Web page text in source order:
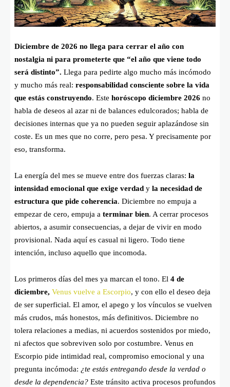
Diciembre de 2026 no llega para cerrar el año con
nostalgia ni para prometerte que “el año que viene todo
será distinto”. Llega para pedirte algo mucho más incómodo
y mucho más real: responsabilidad consciente sobre la vida
que estás construyendo. Este horóscopo diciembre 2026 no
habla de deseos al azar ni de balances edulcorados; habla de
decisiones internas que ya no pueden seguir aplazándose sin
coste. Es un mes que no corre, pero pesa. Y precisamente por
eso, transforma.
La energía del mes se mueve entre dos fuerzas claras: la
intensidad emocional que exige verdad y la necesidad de
estructura que pide coherencia. Diciembre no empuja a
empezar de cero, empuja a terminar bien. A cerrar procesos
abiertos, a asumir consecuencias, a dejar de vivir en modo
provisional. Nada aquí es casual ni ligero. Todo tiene
intención, incluso aquello que incomoda.
Los primeros días del mes ya marcan el tono. El 4 de
diciembre, Venus vuelve a Escorpio, y con ello el deseo deja
de ser superficial. El amor, el apego y los vínculos se vuelven
más crudos, más honestos, más definitivos. Diciembre no
tolera relaciones a medias, ni acuerdos sostenidos por miedo,
ni afectos que sobreviven solo por costumbre. Venus en
Escorpio pide intimidad real, compromiso emocional y una
pregunta incómoda: ¿te estás entregando desde la verdad o
desde la dependencia? Este tránsito activa procesos profundos